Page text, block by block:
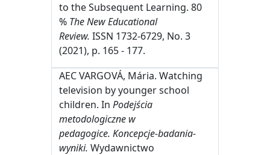
to the Subsequent Learning. 80
% The New Educational
Review. ISSN 1732-6729, No. 3
(2021), p. 165 - 177.
AEC VARGOVÁ, Mária. Watching
television by younger school
children. In Podejścia
metodologiczne w
pedagogice. Koncepcje-badania-
wyniki. Wydawnictwo